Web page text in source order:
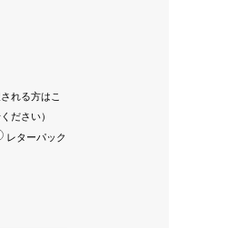
れる方はこ
ださい）
レターパック